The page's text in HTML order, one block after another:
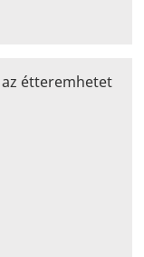
étteremhetet